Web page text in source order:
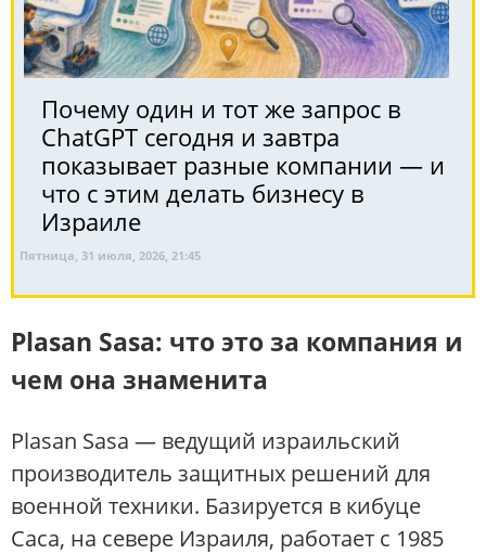
Почему один и тот же запрос в
ChatGPT сегодня и завтра
показывает разные компании — и
что с этим делать бизнесу в
Израиле
Пятница, 31 июля, 2026, 21:45
Plasan Sasa: что это за компания и
чем она знаменита
Plasan Sasa — ведущий израильский
производитель защитных решений для
военной техники. Базируется в кибуце
Саса, на севере Израиля, работает с 1985